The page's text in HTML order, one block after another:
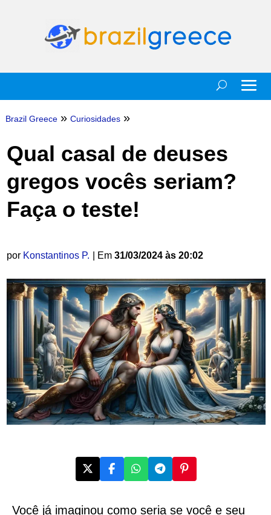
Brazil Greece » Curiosidades »
Qual casal de deuses
gregos vocês seriam?
Faça o teste!
por Konstantinos P. | Em 31/03/2024 às 20:02
Você já imaginou como seria se você e seu